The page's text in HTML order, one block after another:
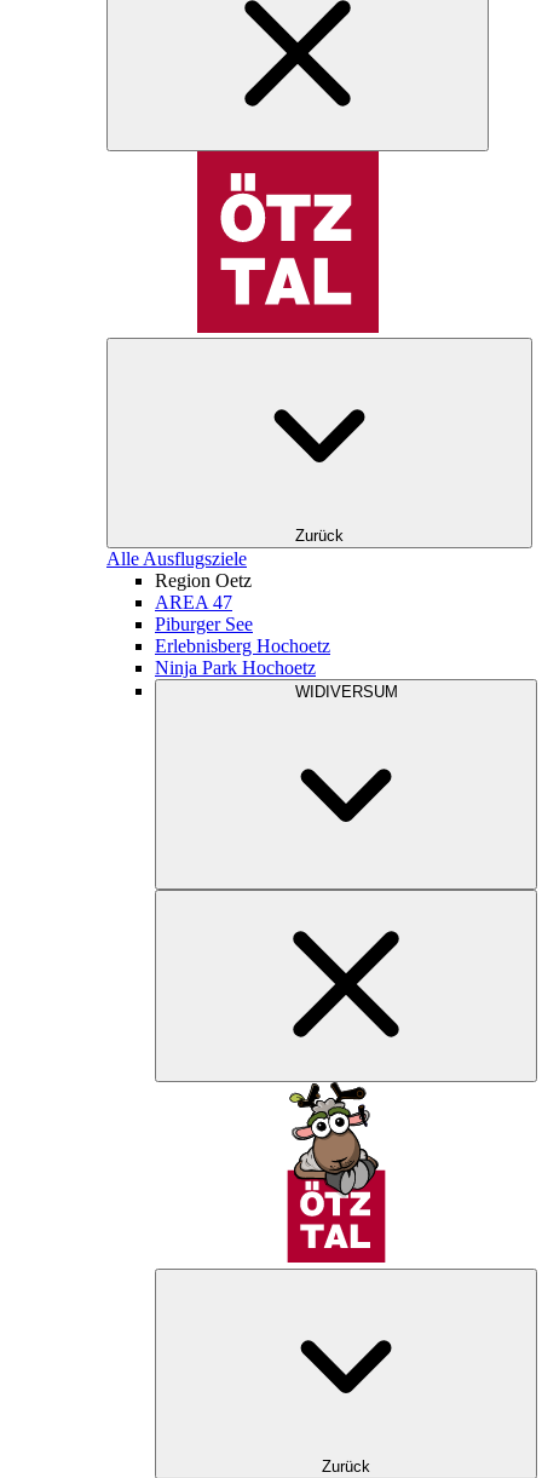
Zurück
Alle Ausflugsziele
Region Oetz
AREA 47
Piburger See
Erlebnisberg Hochoetz
Ninja Park Hochoetz
WIDIVERSUM
Zurück